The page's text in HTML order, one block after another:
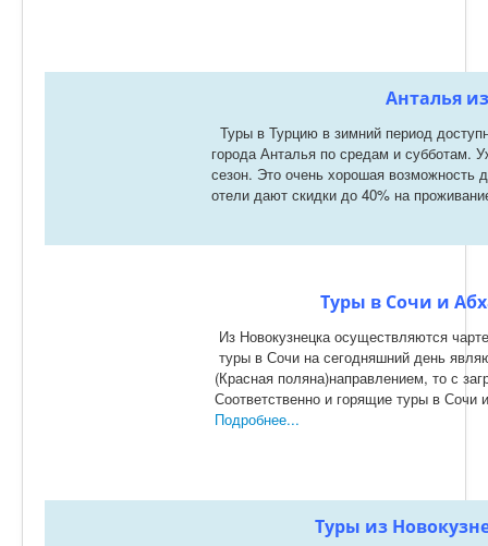
Анталья
Туры в Турцию в зимний период
города Анталья по средам и субботам.
сезон. Это очень хорошая возможность
отели дают скидки до 40% на
Туры в Сочи и
Из Новокузнецка осуществляются
туры в Сочи на сегодняшний день
(Красная поляна)направлением, то с
Соответственно и горящие туры в Сочи
Подробнее...
Туры из